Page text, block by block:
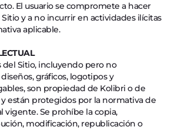
El usuario se compromete a hacer
y a no incurrir en actividades ilícitas
aplicable.
del Sitio, incluyendo pero no
gráficos, logotipos y
son propiedad de Kolibri o de
están protegidos por la normativa de
Se prohíbe la copia,
modificación, republicación o